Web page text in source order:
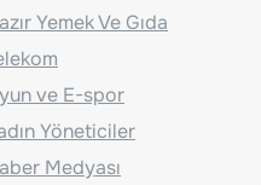
Yemek Ve Gıda
ve E-spor
Yöneticiler
Medyası